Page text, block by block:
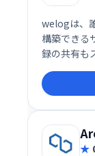
welogは、
構築できる
録の共有も
有を効率
簡単に始め
い。